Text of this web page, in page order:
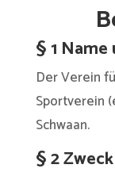
§ 1
Der Verein
Sportverein
Schwaan.
§ 2